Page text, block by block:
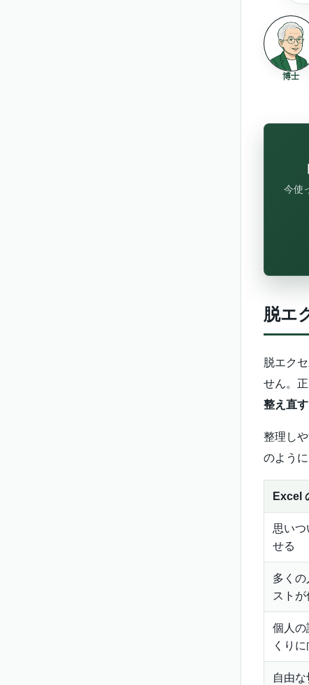
博士
今使
脱エ
脱エク
せん。正
整え直
整理し
のように
Excel
思い
せる
多くの
ストが
個人の
くり
自由